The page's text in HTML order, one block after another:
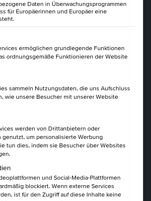
EINEN BLICK
Beitrag zur Bewältigung
individuellen Beratung und
ist mittlerweile in vielen
Coaching ist ein wertvoller
und findet in der Praxis in
statt. Im Personalbereich, in der
allem in den klassischen
Coaching nicht mehr wegzudenken.
Digitalisierung sind Coaching-
Sie helfen dabei, dich und deine
zu unterstützen.
Zertifikatslehrgang die Grundlagen
Daten in Überwachungsprogrammen
für Europäerinnen und Europäer eine
der Service-Gruppen, für die eine
ermöglichen grundlegende Funktionen
ordnungsgemäße Funktionieren der Website
sammeln Nutzungsdaten, die uns Aufschluss
wie unsere Besucher mit unserer Website
werden von Drittanbietern oder
genutzt, um personalisierte Werbung
tun dies, indem sie Besucher über Websites
und Social-Media-Plattformen
blockiert. Wenn externe Services
ist für den Zugriff auf diese Inhalte keine